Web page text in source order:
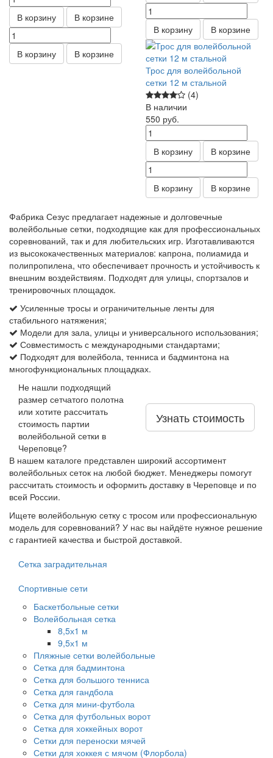
В корзину В корзине
В корзину В корзине
В корзину В корзине
Трос для волейбольной
сетки 12 м стальной
(4)
В наличии
550 руб.
В корзину В корзине
В корзину В корзине
Фабрика Сезус предлагает надежные и долговечные
волейбольные сетки, подходящие как для профессиональных
соревнований, так и для любительских игр. Изготавливаются
из высококачественных материалов: капрона, полиамида и
полипропилена, что обеспечивает прочность и устойчивость к
внешним воздействиям. Подходят для улицы, спортзалов и
тренировочных площадок.
Усиленные тросы и ограничительные ленты для
стабильного натяжения;
Модели для зала, улицы и универсального использования;
Совместимость с международными стандартами;
Подходят для волейбола, тенниса и бадминтона на
многофункциональных площадках.
Не нашли подходящий
размер сетчатого полотна
или хотите рассчитать
стоимость партии
волейбольной сетки в
Череповце?
Узнать стоимость
В нашем каталоге представлен широкий ассортимент
волейбольных сеток на любой бюджет. Менеджеры помогут
рассчитать стоимость и оформить доставку в Череповце и по
всей России.
Ищете волейбольную сетку с тросом или профессиональную
модель для соревнований? У нас вы найдёте нужное решение
с гарантией качества и быстрой доставкой.
Сетка заградительная
Спортивные сети
Баскетбольные сетки
Волейбольная сетка
8,5х1 м
9,5х1 м
Пляжные сетки волейбольные
Сетка для бадминтона
Сетка для большого тенниса
Сетка для гандбола
Сетка для мини-футбола
Сетка для футбольных ворот
Сетка для хоккейных ворот
Сетки для переноски мячей
Сетки для хоккея с мячом (Флорбола)